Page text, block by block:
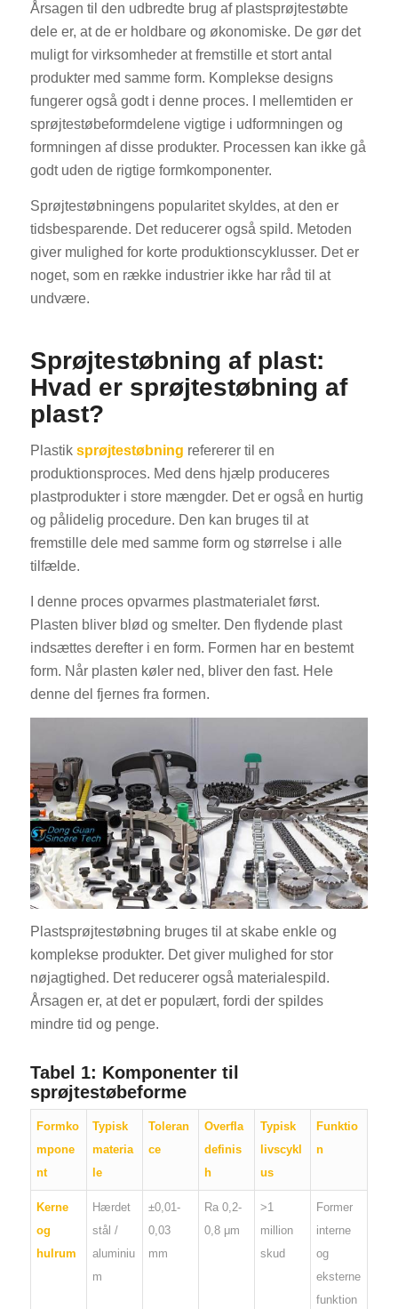
Årsagen til den udbredte brug af plastsprøjtestøbte
dele er, at de er holdbare og økonomiske. De gør det
muligt for virksomheder at fremstille et stort antal
produkter med samme form. Komplekse designs
fungerer også godt i denne proces. I mellemtiden er
sprøjtestøbeformdelene vigtige i udformningen og
formningen af disse produkter. Processen kan ikke gå
godt uden de rigtige formkomponenter.
Sprøjtestøbningens popularitet skyldes, at den er
tidsbesparende. Det reducerer også spild. Metoden
giver mulighed for korte produktionscyklusser. Det er
noget, som en række industrier ikke har råd til at
undvære.
Sprøjtestøbning af plast:
Hvad er sprøjtestøbning af
plast?
Plastik sprøjtestøbning refererer til en
produktionsproces. Med dens hjælp produceres
plastprodukter i store mængder. Det er også en hurtig
og pålidelig procedure. Den kan bruges til at
fremstille dele med samme form og størrelse i alle
tilfælde.
I denne proces opvarmes plastmaterialet først.
Plasten bliver blød og smelter. Den flydende plast
indsættes derefter i en form. Formen har en bestemt
form. Når plasten køler ned, bliver den fast. Hele
denne del fjernes fra formen.
Plastsprøjtestøbning bruges til at skabe enkle og
komplekse produkter. Det giver mulighed for stor
nøjagtighed. Det reducerer også materialespild.
Årsagen er, at det er populært, fordi der spildes
mindre tid og penge.
Tabel 1: Komponenter til
sprøjtestøbeforme
Formko
mpone
nt
Typisk
materia
le
Toleran
ce
Overfla
definis
h
Typisk
livscykl
us
Funktio
n
Kerne
og
hulrum
Hærdet
stål /
aluminiu
m
±0,01-
0,03
mm
Ra 0,2-
0,8 μm
>1
million
skud
Former
interne
og
eksterne
funktion